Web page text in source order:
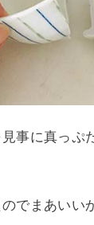
事に真っぷ
でまあいい